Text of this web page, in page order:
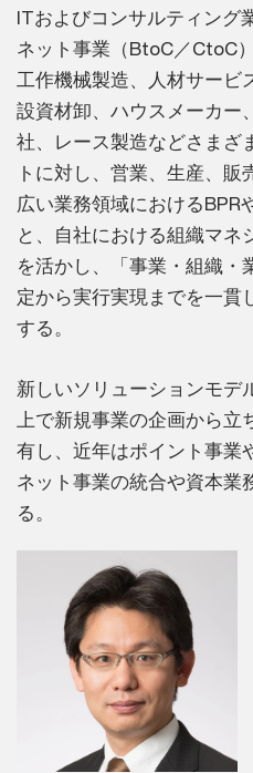
ITおよびコンサルティング
ネット事業（BtoC／CtoC
工作機械製造、人材サービ
設資材卸、ハウスメーカー
社、レース製造などさまざ
トに対し、営業、生産、
広い業務領域におけるBPR
と、自社における組織マネ
を活かし、「事業・組織・
定から実行実現までを一貫
する。
新しいソリューションモデ
上で新規事業の企画から立
有し、近年はポイント事業
ネット事業の統合や資本業
る。